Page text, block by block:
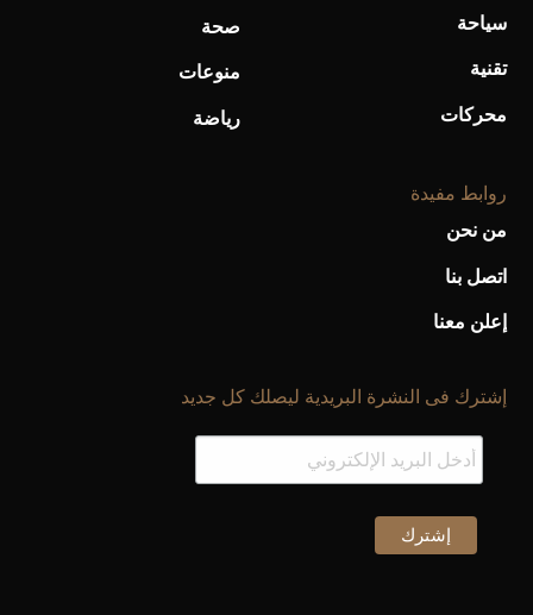
سياحة
تقنية
محركات
صحة
منوعات
رياضة
روابط مفيدة
من نحن
اتصل بنا
إعلن معنا
إشترك فى النشرة البريدية ليصلك كل جديد